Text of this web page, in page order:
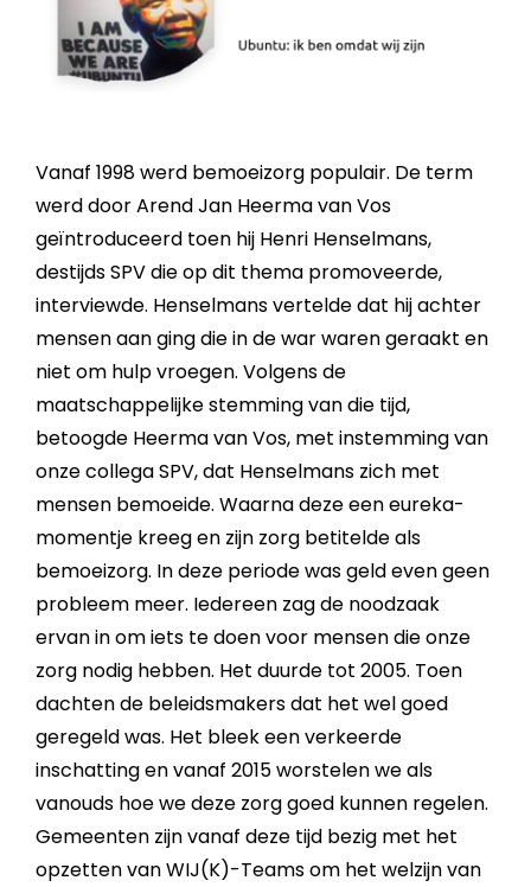
Vanaf 1998 werd bemoeizorg populair. De term
werd door Arend Jan Heerma van Vos
geïntroduceerd toen hij Henri Henselmans,
destijds SPV die op dit thema promoveerde,
interviewde. Henselmans vertelde dat hij achter
mensen aan ging die in de war waren geraakt en
niet om hulp vroegen. Volgens de
maatschappelijke stemming van die tijd,
betoogde Heerma van Vos, met instemming van
onze collega SPV, dat Henselmans zich met
mensen bemoeide. Waarna deze een eureka-
momentje kreeg en zijn zorg betitelde als
bemoeizorg. In deze periode was geld even geen
probleem meer. Iedereen zag de noodzaak
ervan in om iets te doen voor mensen die onze
zorg nodig hebben. Het duurde tot 2005. Toen
dachten de beleidsmakers dat het wel goed
geregeld was. Het bleek een verkeerde
inschatting en vanaf 2015 worstelen we als
vanouds hoe we deze zorg goed kunnen regelen.
Gemeenten zijn vanaf deze tijd bezig met het
opzetten van WIJ(K)-Teams om het welzijn van